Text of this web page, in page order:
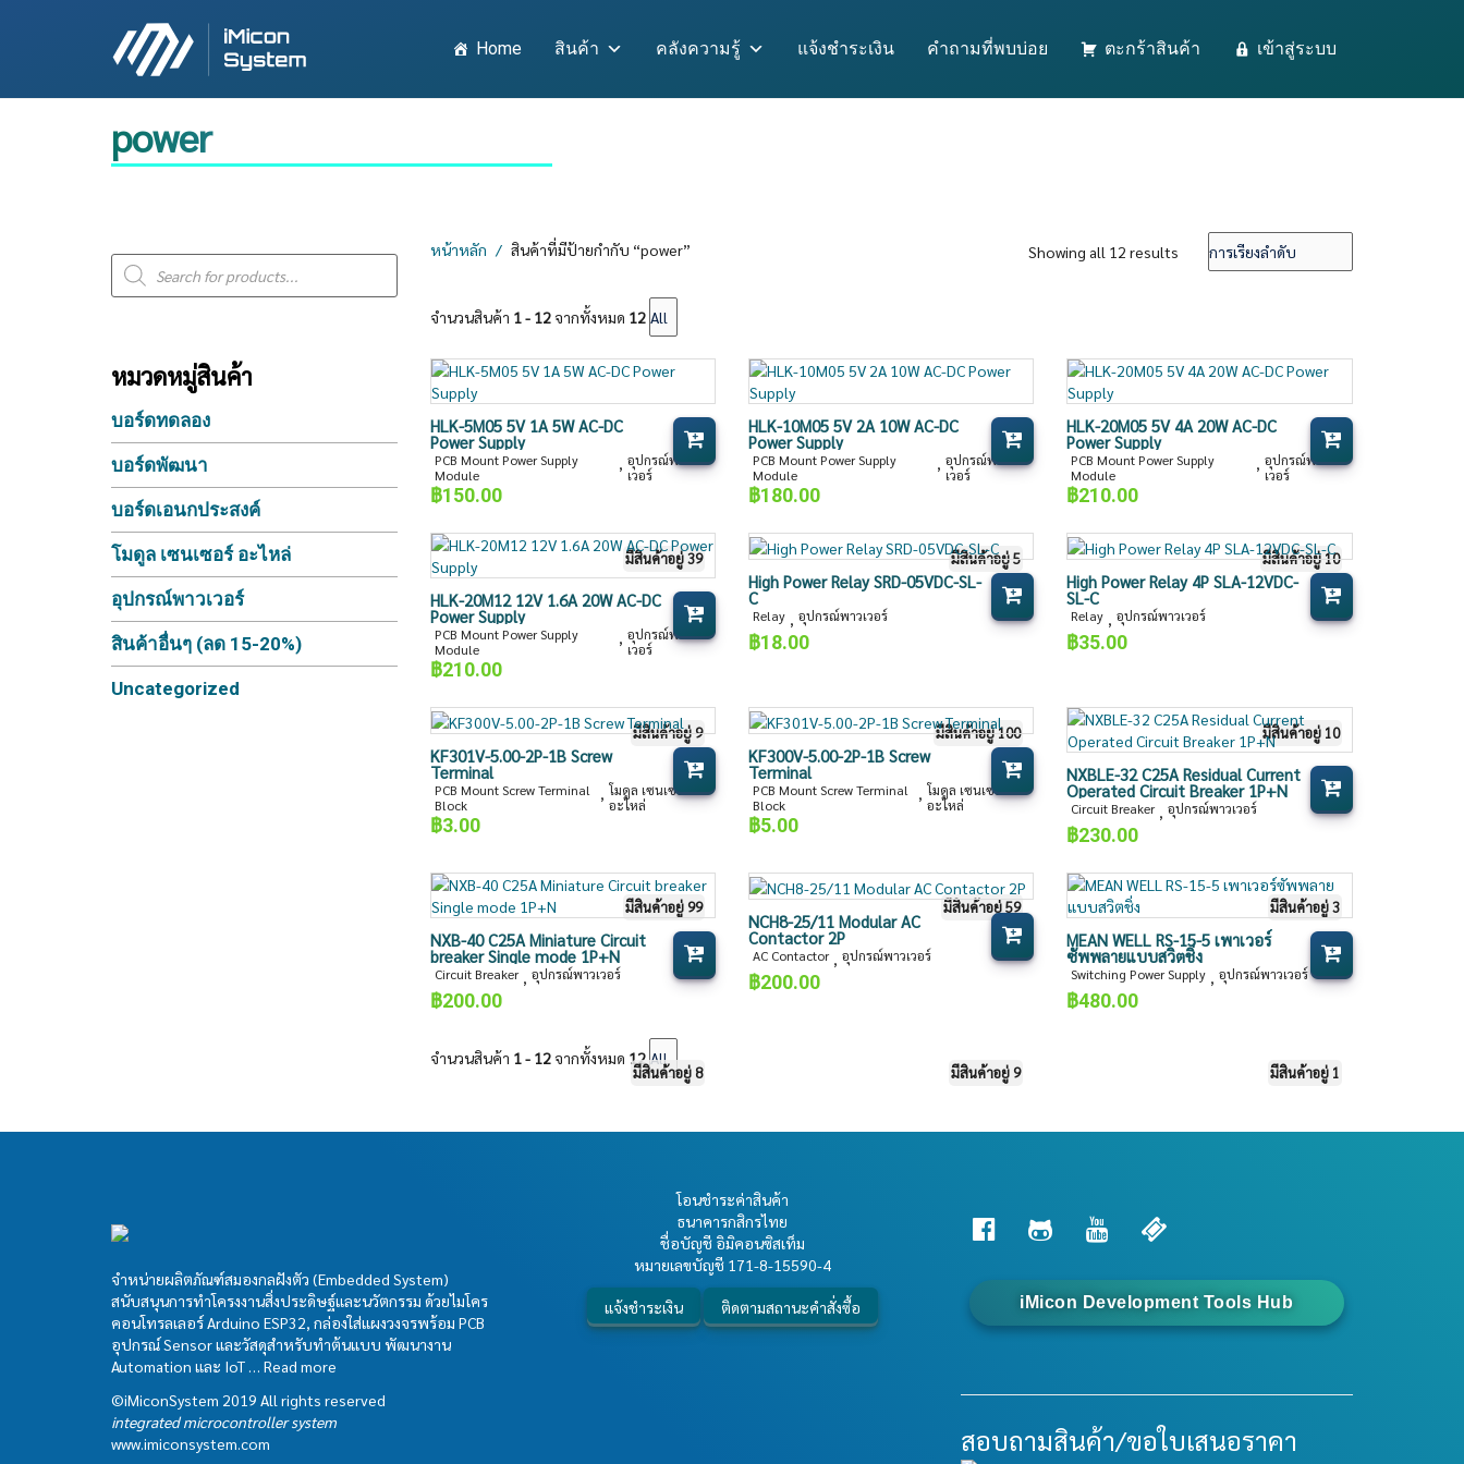
Home สินค้า คลังความรู้ แจ้งชำระเงิน คำถามที่พบบ่อย ตะกร้าสินค้า เข้าสู่ระบบ
power
search
หมวดหมู่สินค้า
บอร์ดทดลอง
บอร์ดพัฒนา
บอร์ดเอนกประสงค์
โมดูล เซนเซอร์ อะไหล่
อุปกรณ์พาวเวอร์
สินค้าอื่นๆ (ลด 15-20%)
Uncategorized
หน้าหลัก สินค้าที่มีป้ายกำกับ “power” Showing all 12 results
จำนวนสินค้า 1 - 12จากทั้งหมด 12
HLK-5M05 5V 1A 5W AC-DC
Power Supply
PCB Mount Power Supply
Module
, อุปกรณ์พาว
เวอร์
฿150.00
มีสินค้าอยู่ 39
HLK-10M05 5V 2A 10W AC-DC
Power Supply
PCB Mount Power Supply
Module
, อุปกรณ์พาว
เวอร์
฿180.00
มีสินค้าอยู่ 5
HLK-20M05 5V 4A 20W AC-DC
Power Supply
PCB Mount Power Supply
Module
, อุปกรณ์พาว
เวอร์
฿210.00
มีสินค้าอยู่ 10
HLK-20M12 12V 1.6A 20W AC-DC
Power Supply
PCB Mount Power Supply
Module
, อุปกรณ์พาว
เวอร์
฿210.00
มีสินค้าอยู่ 9
High Power Relay SRD-05VDC-SL-
C
Relay อุปกรณ์พาวเวอร์
฿18.00
มีสินค้าอยู่ 100
High Power Relay 4P SLA-12VDC-
SL-C
Relay อุปกรณ์พาวเวอร์
฿35.00
มีสินค้าอยู่ 10
KF301V-5.00-2P-1B Screw
Terminal
PCB Mount Screw Terminal
Block
โมดูล เซนเซอร์
อะไหล่
฿3.00
มีสินค้าอยู่ 99
KF300V-5.00-2P-1B Screw
Terminal
PCB Mount Screw Terminal
Block
โมดูล เซนเซอร์
อะไหล่
฿5.00
มีสินค้าอยู่ 59
NXBLE-32 C25A Residual Current
Operated Circuit Breaker 1P+N
Circuit Breaker , อุปกรณ์พาวเวอร์
฿230.00
มีสินค้าอยู่ 3
NXB-40 C25A Miniature Circuit
breaker Single mode 1P+N
Circuit Breaker , อุปกรณ์พาวเวอร์
฿200.00
มีสินค้าอยู่ 8
NCH8-25/11 Modular AC
Contactor 2P
AC Contactor อุปกรณ์พาวเวอร์
฿200.00
มีสินค้าอยู่ 9
MEAN WELL RS-15-5 เพาเวอร์
ซัพพลายแบบสวิตชิ่ง
Switching Power Supply , อุปกรณ์พาวเวอร์
฿480.00
มีสินค้าอยู่ 1
จำนวนสินค้า 1 - 12จากทั้งหมด 12
จำหน่ายผลิตภัณฑ์สมองกลฝังตัว (Embedded System)
สนับสนุนการทำโครงงานสิ่งประดิษฐ์และนวัตกรรม ด้วยไมโคร
คอนโทรลเลอร์ Arduino ESP32, กล่องใส่แผงวงจรพร้อม PCB
อุปกรณ์ Sensor และวัสดุสำหรับทำต้นแบบ พัฒนางาน
Automation และ IoT … Read more
©iMiconSystem 2019 All rights reserved
integrated microcontroller system
www.imiconsystem.com
โอนชำระค่าสินค้า
ธนาคารกสิกรไทย
ชื่อบัญชี อิมิคอนซิสเท็ม
หมายเลขบัญชี 171-8-15590-4
แจ้งชำระเงิน ติดตามสถานะคำสั่งซื้อ iMicon Development Tools Hub
สอบถามสินค้า/ขอใบเสนอราคา